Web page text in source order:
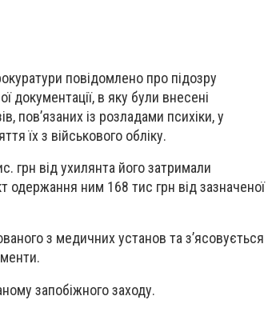
повідомлено про підозру
документації, в яку були внесені
пов’язаних із розладами психіки, у
їх з військового обліку.
грн від ухилянта його затримали
одержання ним 168 тис грн від зазначеної
з медичних установ та з’ясовується
запобіжного заходу.